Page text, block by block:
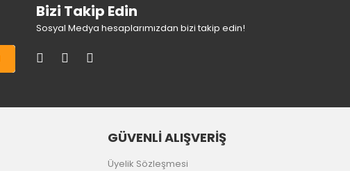
Bizi Takip Edin
Sosyal Medya hesaplarımızdan bizi takip edin!
GÜVENLİ ALIŞVERİŞ
Üyelik Sözleşmesi